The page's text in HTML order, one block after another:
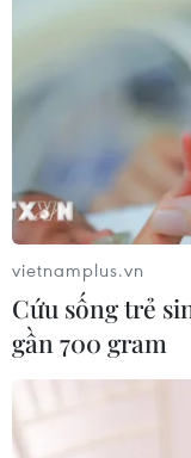
vietnamplus.vn
Cứu sống trẻ
gần 700 gram